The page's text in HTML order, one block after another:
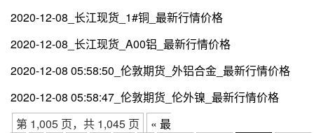
2020-12-08_长江现货_1#铜_最新行情价格
2020-12-08_长江现货_A00铝_最新行情价格
2020-12-08 05:58:50_伦敦期货_外铝合金_最新行情价格
2020-12-08 05:58:47_伦敦期货_伦外镍_最新行情价格
第 1,005 页，共 1,045 页
« 最